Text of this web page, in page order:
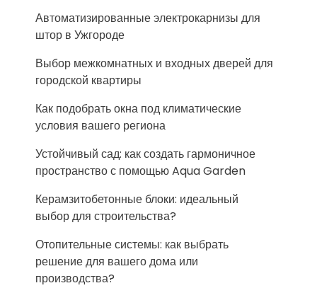
Автоматизированные электрокарнизы для
штор в Ужгороде
Выбор межкомнатных и входных дверей для
городской квартиры
Как подобрать окна под климатические
условия вашего региона
Устойчивый сад: как создать гармоничное
пространство с помощью Aqua Garden
Керамзитобетонные блоки: идеальный
выбор для строительства?
Отопительные системы: как выбрать
решение для вашего дома или
производства?